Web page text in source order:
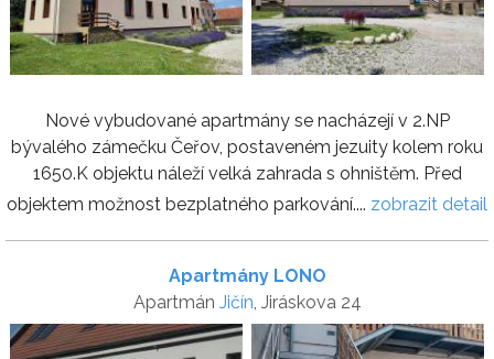
Nové vybudované apartmány se nacházejí v 2.NP
bývalého zámečku Čeřov, postaveném jezuity kolem roku
1650.K objektu náleží velká zahrada s ohništěm. Před
objektem možnost bezplatného parkování.... zobrazit detail
Apartmány LONO
Apartmán Jičín , Jiráskova 24